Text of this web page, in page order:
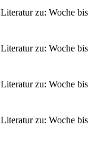
Literatur zu: Woche
Literatur zu: Woche
Literatur zu: Woche
Literatur zu: Woche